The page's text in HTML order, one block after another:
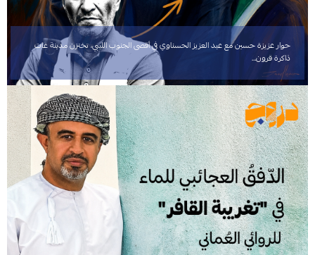
حوار عزيزة حسين مع عبد العزيز الحسناوي في أقصى الجنوب الليبي، تختزن مدينة غات
ذاكرة قرون…